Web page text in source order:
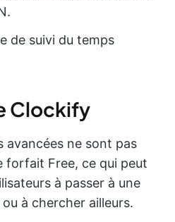
de suivi du temps
Clockify
avancées ne sont pas
forfait Free, ce qui peut
à passer à une
à chercher ailleurs.